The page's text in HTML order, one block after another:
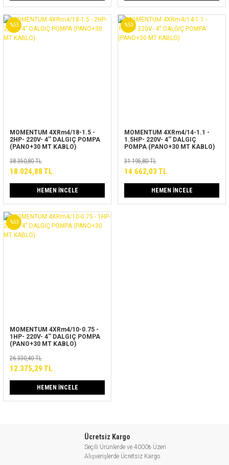
%53
MOMENTUM 4XRm4/18-1.5 -
2HP- 220V- 4'' DALGIÇ POMPA
(PANO+30 MT KABLO)
38.350,80 TL
18.024,88 TL
HEMEN İNCELE
%53
MOMENTUM 4XRm4/14-1.1 -
1.5HP- 220V- 4'' DALGIÇ
POMPA (PANO+30 MT KABLO)
31.195,80 TL
14.662,03 TL
HEMEN İNCELE
%53
MOMENTUM 4XRm4/10-0.75 -
1HP- 220V- 4'' DALGIÇ POMPA
(PANO+30 MT KABLO)
26.330,40 TL
12.375,29 TL
HEMEN İNCELE
Ücretsiz Kargo
Seçili Ürünlerde ve 4000₺ Üzeri
Alışverişlerde Ücretsiz Kargo